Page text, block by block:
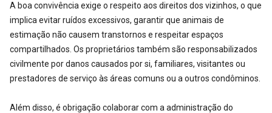
A boa convivência exige o respeito aos direitos dos vizinhos, o que
implica evitar ruídos excessivos, garantir que animais de
estimação não causem transtornos e respeitar espaços
compartilhados. Os proprietários também são responsabilizados
civilmente por danos causados por si, familiares, visitantes ou
prestadores de serviço às áreas comuns ou a outros condôminos.
Além disso, é obrigação colaborar com a administração do